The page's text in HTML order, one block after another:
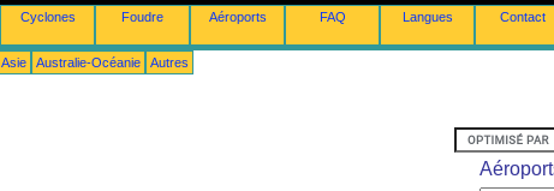
Cyclones Foudre Aéroports FAQ Langues Contact
Asie Australie-Océanie Autres